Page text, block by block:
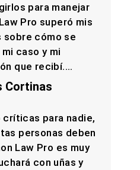
para manejar
Pro superó mis
cómo se
caso y mi
que recibí....
Cortinas
críticas para nadie,
personas deben
Law Pro es muy
con uñas y